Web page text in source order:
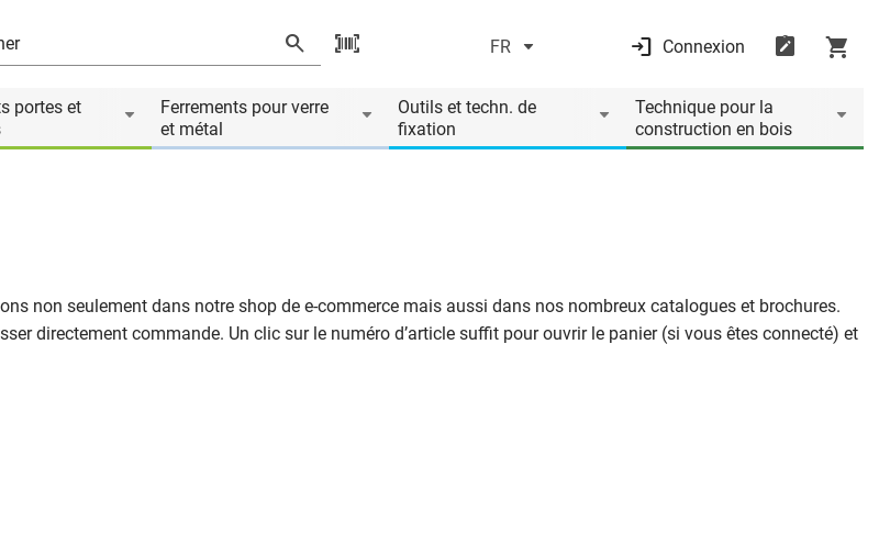
FR Connexion
portes et
Ferrements pour verre
et métal
Outils et techn. de
fixation
Technique pour la
construction en bois
non seulement dans notre shop de e-commerce mais aussi dans nos nombreux catalogues et brochures.
directement commande. Un clic sur le numéro d’article suffit pour ouvrir le panier (si vous êtes connecté) et